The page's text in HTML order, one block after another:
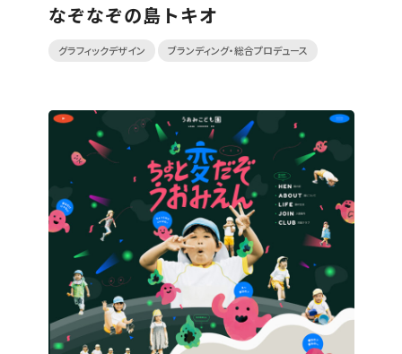
なぞなぞの島トキオ
グラフィックデザイン ブランディング・総合プロデュース